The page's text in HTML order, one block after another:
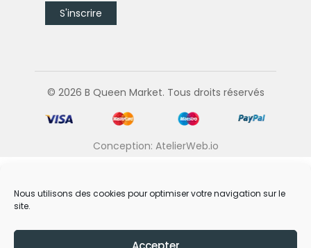
Nous utilisons des cookies pour optimiser votre navigation sur le
site.
© 2026 B Queen Market. Tous droits réservés
Conception: AtelierWeb.io